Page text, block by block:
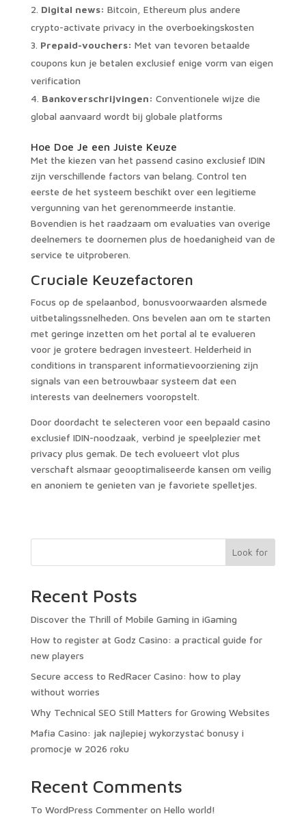
Digital news: Bitcoin, Ethereum plus andere
crypto-activate privacy in the overboekingskosten
Prepaid-vouchers: Met van tevoren betaalde
coupons kun je betalen exclusief enige vorm van eigen
verification
Bankoverschrijvingen: Conventionele wijze die
global aanvaard wordt bij globale platforms
Hoe Doe Je een Juiste Keuze
Met the kiezen van het passend casino exclusief IDIN
zijn verschillende factors van belang. Control ten
eerste de het systeem beschikt over een legitieme
vergunning van het gerenommeerde instantie.
Bovendien is het raadzaam om evaluaties van overige
deelnemers te doornemen plus de hoedanigheid van de
service te uitproberen.
Cruciale Keuzefactoren
Focus op de spelaanbod, bonusvoorwaarden alsmede
uitbetalingssnelheden. Ons bevelen aan om te starten
met geringe inzetten om het portal al te evalueren
voor je grotere bedragen investeert. Helderheid in
conditions in transparent informatievoorziening zijn
signals van een betrouwbaar systeem dat een
interests van deelnemers vooropstelt.
Door doordacht te selecteren voor een bepaald casino
exclusief IDIN-noodzaak, verbind je speelplezier met
privacy plus gemak. De tech evolueert vlot plus
verschaft alsmaar geooptimaliseerde kansen om veilig
en anoniem te genieten van je favoriete spelletjes.
Look for
Recent Posts
Discover the Thrill of Mobile Gaming in iGaming
How to register at Godz Casino: a practical guide for
new players
Secure access to RedRacer Casino: how to play
without worries
Why Technical SEO Still Matters for Growing Websites
Mafia Casino: jak najlepiej wykorzystać bonusy i
promocje w 2026 roku
Recent Comments
To WordPress Commenteron Hello world!